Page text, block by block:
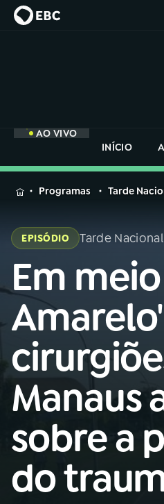
AO VIVO
INÍCIO
MENU
Buscar
na
Rádio
Nacional
AO
01INÍCIO
02A RÁDIO
03 PROGRAMAÇÃO
04PROGRAMAS
na
Rádio
Programas Tarde
EPISÓDIO Tarde
Em
Manaus
sobre a
do